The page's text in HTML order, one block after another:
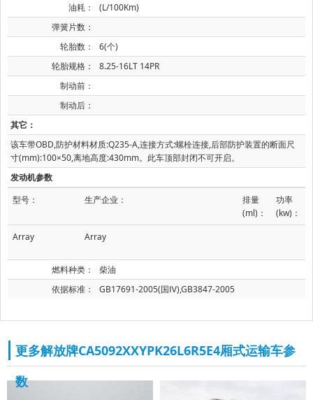
油耗：
(L/100Km)
弹簧片数：
轮胎数：
6(个)
轮胎规格：
8.25-16LT 14PR
制动前：
制动后：
其它：
该车带OBD,防护材料材质:Q235-A,连接方式:螺栓连接,后部防护装置的断面尺
寸(mm):100×50,离地高度:430mm。此车顶部封闭不可开启。
发动机参数
型号：
生产企业：
排量
(ml)：
功率
(kw)：
Array
Array
燃料种类：
柴油
依据标准：
GB17691-2005(国Ⅳ),GB3847-2005
更多解放牌CA5092XXYPK26L6R5E4厢式运输车参
数